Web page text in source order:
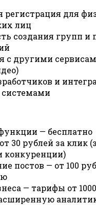
регистрация для
лиц
создания групп и
с другими
и
— бесплатно
30 рублей за клик
конкуренции)
постов — от 100
— тарифы от